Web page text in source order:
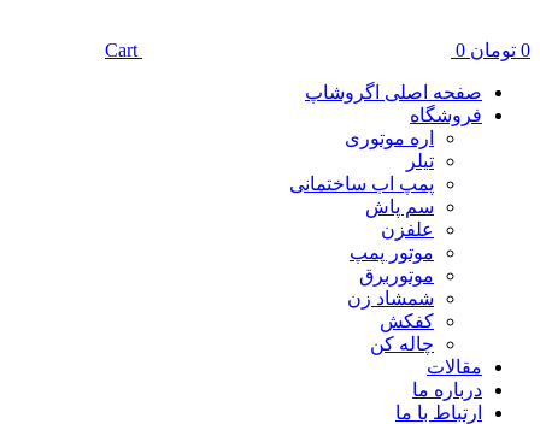
0 تومان 0
Cart
صفحه اصلی اگروشاپ
فروشگاه
اره موتوری
تیلر
پمپ اب ساختمانی
سم پاش
علفزن
موتور پمپ
موتوربرق
شمشاد زن
کفکش
چاله کن
مقالات
درباره ما
ارتباط با ما